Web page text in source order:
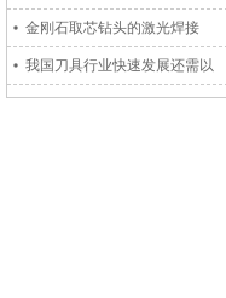
金刚石取芯钻头的激光焊接
我国刀具行业快速发展还需以